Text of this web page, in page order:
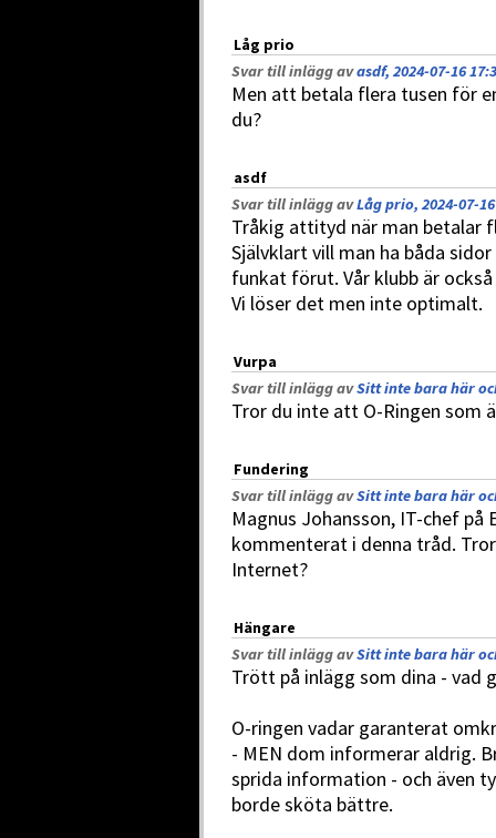
Låg prio
Svar till inlägg avasdf, 2024-07-16
Men att betala flera tusen för
du?
asdf
Svar till inlägg avLåg prio, 2024-07-
Tråkig attityd när man betalar
Självklart vill man ha båda
funkat förut. Vår klubb är
Vi löser det men inte optimalt.
Vurpa
Svar till inlägg avSitt inte bara här
Tror du inte att O-Ringen som
Fundering
Svar till inlägg avSitt inte bara här
Magnus Johansson, IT-chef på
kommenterat i denna tråd.
Internet?
Hängare
Svar till inlägg avSitt inte bara här
Trött på inlägg som dina - vad
O-ringen vadar garanterat
- MEN dom informerar aldrig.
sprida information - och även
borde sköta bättre.